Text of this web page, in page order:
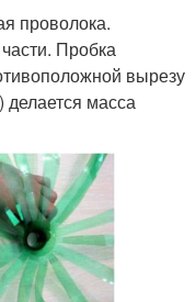
проволока.
Пробка
вырезу
масса